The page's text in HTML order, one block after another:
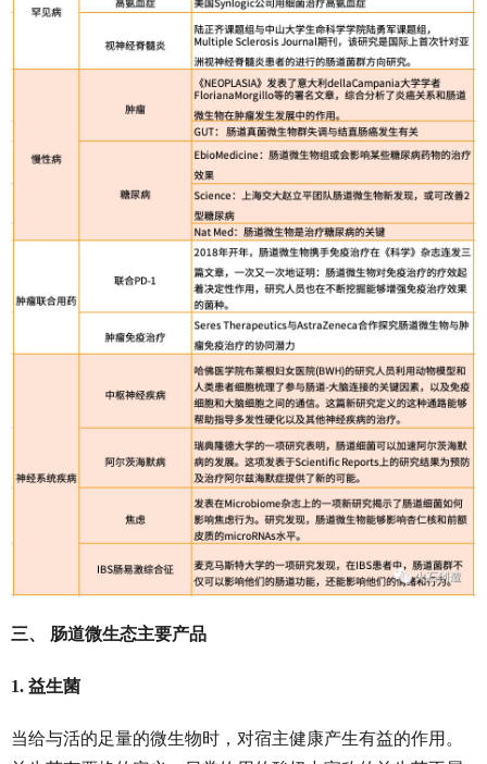
三、 肠道微生态主要产品
1. 益生菌
当给与活的足量的微生物时，对宿主健康产生有益的作用。